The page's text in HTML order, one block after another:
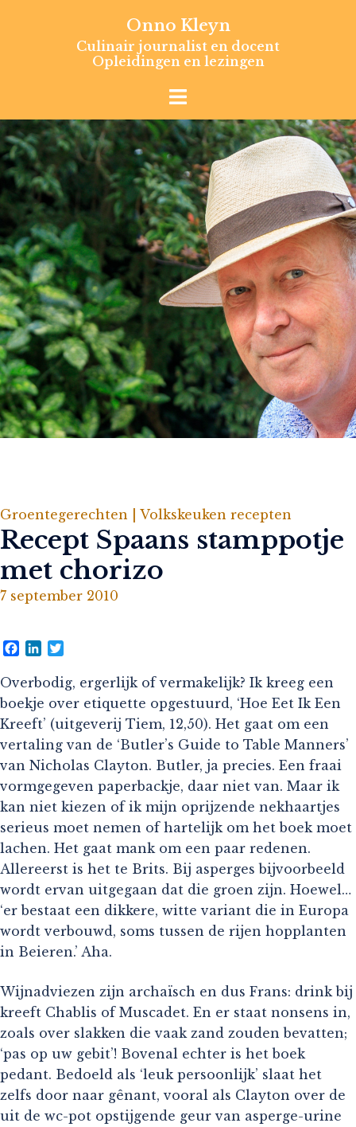
Onno Kleyn
Culinair journalist en docent
Opleidingen en lezingen
Groentegerechten | Volkskeuken recepten
Recept Spaans stamppotje
met chorizo
7 september 2010
Facebook
LinkedIn
Overbodig, ergerlijk of vermakelijk? Ik kreeg een
boekje over etiquette opgestuurd, ‘Hoe Eet Ik Een
Kreeft’ (uitgeverij Tiem, 12,50). Het gaat om een
vertaling van de ‘Butler’s Guide to Table Manners’
van Nicholas Clayton. Butler, ja precies. Een fraai
vormgegeven paperbackje, daar niet van. Maar ik
kan niet kiezen of ik mijn oprijzende nekhaartjes
serieus moet nemen of hartelijk om het boek moet
lachen. Het gaat mank om een paar redenen.
Allereerst is het te Brits. Bij asperges bijvoorbeeld
wordt ervan uitgegaan dat die groen zijn. Hoewel…
‘er bestaat een dikkere, witte variant die in Europa
wordt verbouwd, soms tussen de rijen hopplanten
in Beieren.’ Aha.
Wijnadviezen zijn archaïsch en dus Frans: drink bij
kreeft Chablis of Muscadet. En er staat nonsens in,
zoals over slakken die vaak zand zouden bevatten;
‘pas op uw gebit’! Bovenal echter is het boek
pedant. Bedoeld als ‘leuk persoonlijk’ slaat het
zelfs door naar gênant, vooral als Clayton over de
uit de wc-pot opstijgende geur van asperge-urine